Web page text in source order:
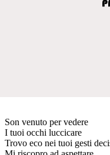
Son venuto per vedere
I tuoi occhi luccicare
Trovo eco nei tuoi gesti